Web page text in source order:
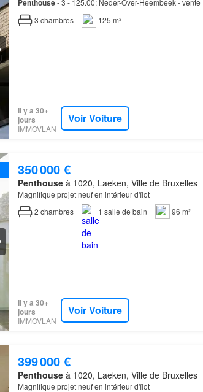
Penthouse- 3 - 125.00: Neder-Over-Heembeek - vente
3 chambres 125 m²
Il y a 30+
jours
IMMOVLAN
Voir Voiture
350 000 €
Penthouseà 1020, Laeken, Ville de Bruxelles
Magnifique projet neuf en intérieur d'îlot
2 chambres 1 salle de bain 96 m²
Il y a 30+
jours
IMMOVLAN
Voir Voiture
399 000 €
Penthouseà 1020, Laeken, Ville de Bruxelles
Magnifique projet neuf en intérieur d'îlot